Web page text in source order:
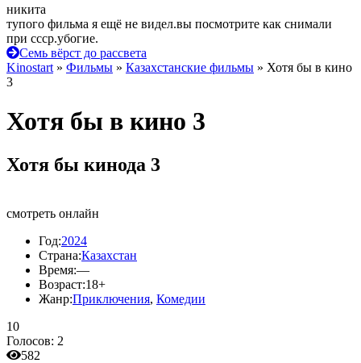
никита
тупого фильма я ещё не видел.вы посмотрите как снимали
при ссср.убогие.
Семь вёрст до рассвета
Kinostart » Фильмы » Казахстанские фильмы » Хотя бы в кино
3
Хотя бы в кино 3
Хотя бы кинода 3
смотреть онлайн
Год:2024
Страна:Казахстан
Время:—
Возраст:18+
Жанр:Приключения, Комедии
10
Голосов: 2
582